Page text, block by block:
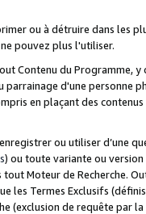
ou à détruire dans les
pouvez plus l'utiliser.
Contenu du Programme,
d'une personne
en plaçant des
ou utiliser d’une
) ou toute variante ou
tout Moteur de Recherche.
les Termes Exclusifs
(exclusion de requête